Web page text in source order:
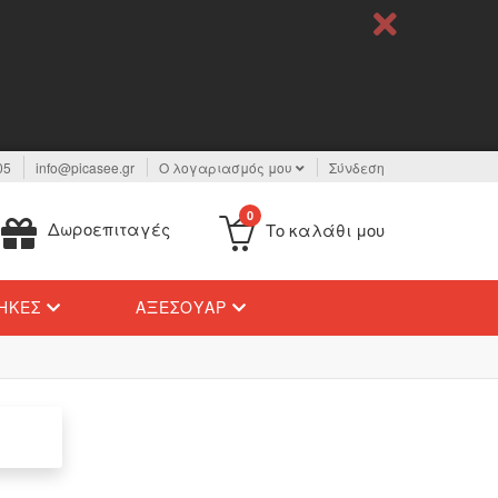
info@picasee.gr Ο λογαριασμός μου Σύνδεση
Δωροεπιταγές
0
Το καλάθι μου
ΑΞΕΣΟΥΆΡ